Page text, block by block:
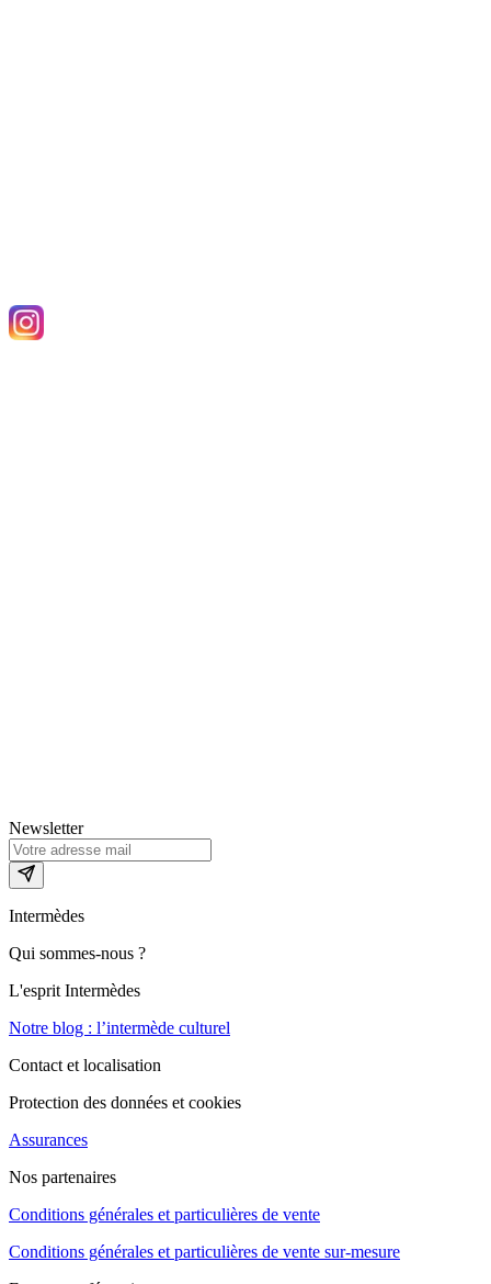
Newsletter
Intermèdes
Qui sommes-nous ?
L'esprit Intermèdes
Notre blog : l’intermède culturel
Contact et localisation
Protection des données et cookies
Assurances
Nos partenaires
Conditions générales et particulières de vente
Conditions générales et particulières de vente sur-mesure